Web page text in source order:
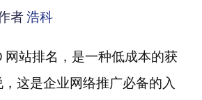
者浩科
网站排名，是一种低成本的获
这是企业网络推广必备的入